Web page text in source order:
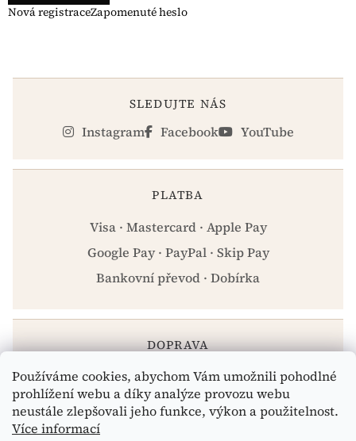
Používáme cookies, abychom Vám umožnili pohodlné
prohlížení webu a díky analýze provozu webu
neustále zlepšovali jeho funkce, výkon a použitelnost.
Více informací
Nová registraceZapomenuté heslo
SLEDUJTE NÁS
Instagram Facebook YouTube
PLATBA
Visa · Mastercard · Apple Pay
Google Pay · PayPal · Skip Pay
Bankovní převod · Dobírka
DOPRAVA
Zásilkovna · PPL · Osobní odběr Praha